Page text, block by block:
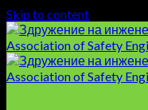
Skip to content